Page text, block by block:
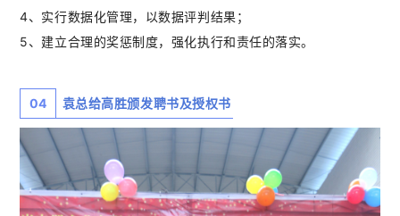
4、实行数据化管理，以数据评判结果；
5、建立合理的奖惩制度，强化执行和责任的落实。
04 袁总给高胜颁发聘书及授权书